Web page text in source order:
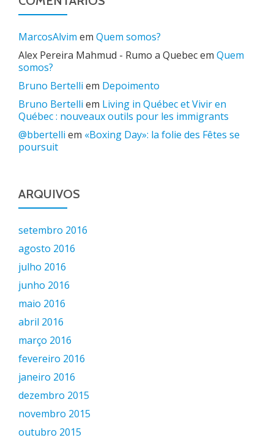
MarcosAlvim em Quem somos?
Alex Pereira Mahmud - Rumo a Quebecem Quem
somos?
Bruno Bertelli em Depoimento
Bruno Bertelli em Living in Québec et Vivir en
Québec : nouveaux outils pour les immigrants
@bbertelli em «Boxing Day»: la folie des Fêtes se
poursuit
ARQUIVOS
setembro 2016
agosto 2016
julho 2016
junho 2016
maio 2016
abril 2016
março 2016
fevereiro 2016
janeiro 2016
dezembro 2015
novembro 2015
outubro 2015